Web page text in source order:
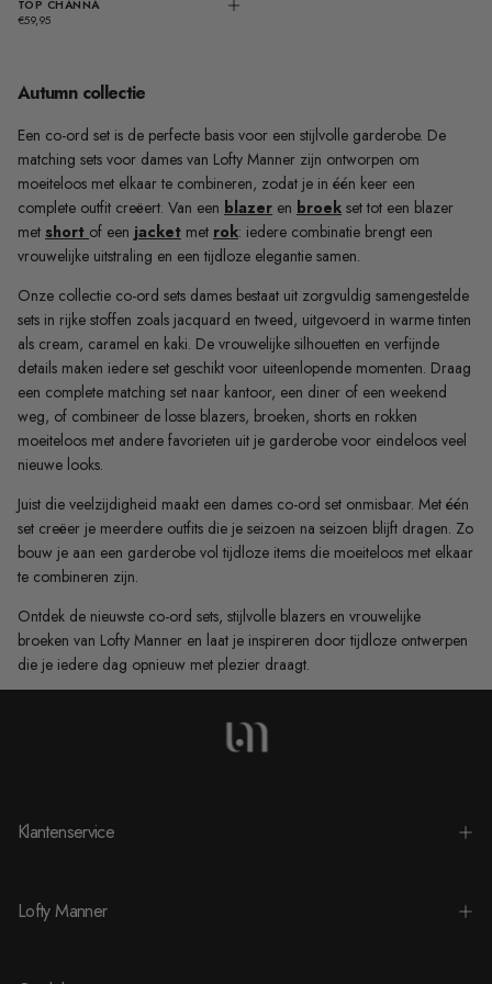
TOP CHANNA KIES
REGULIERE
€59,95
Autumn collectie
Een co-ord set is de perfecte basis voor een stijlvolle garderobe. De
matching sets voor dames van Lofty Manner zijn ontworpen om
moeiteloos met elkaar te combineren, zodat je in één keer een
complete outfit creëert. Van een blazer en broek set tot een blazer
met short of een jacket met rok: iedere combinatie brengt een
vrouwelijke uitstraling en een tijdloze elegantie samen.
Onze collectie co-ord sets dames bestaat uit zorgvuldig samengestelde
sets in rijke stoffen zoals jacquard en tweed, uitgevoerd in warme tinten
als cream, caramel en kaki. De vrouwelijke silhouetten en verfijnde
details maken iedere set geschikt voor uiteenlopende momenten. Draag
een complete matching set naar kantoor, een diner of een weekend
weg, of combineer de losse blazers, broeken, shorts en rokken
moeiteloos met andere favorieten uit je garderobe voor eindeloos veel
nieuwe looks.
Juist die veelzijdigheid maakt een dames co-ord set onmisbaar. Met één
set creëer je meerdere outfits die je seizoen na seizoen blijft dragen. Zo
bouw je aan een garderobe vol tijdloze items die moeiteloos met elkaar
te combineren zijn.
Ontdek de nieuwste co-ord sets, stijlvolle blazers en vrouwelijke
broeken van Lofty Manner en laat je inspireren door tijdloze ontwerpen
die je iedere dag opnieuw met plezier draagt.
Klantenservice
Lofty Manner